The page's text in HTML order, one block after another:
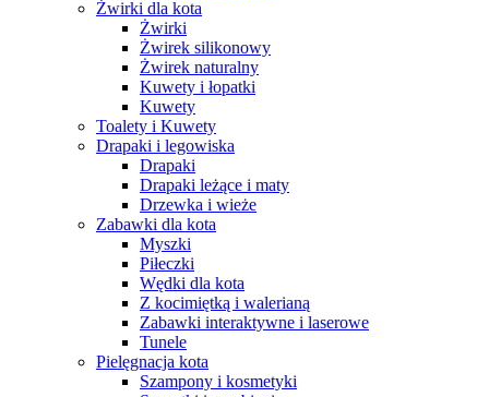
Żwirki dla kota
Żwirki
Żwirek silikonowy
Żwirek naturalny
Kuwety i łopatki
Kuwety
Toalety i Kuwety
Drapaki i legowiska
Drapaki
Drapaki leżące i maty
Drzewka i wieże
Zabawki dla kota
Myszki
Piłeczki
Wędki dla kota
Z kocimiętką i walerianą
Zabawki interaktywne i laserowe
Tunele
Pielęgnacja kota
Szampony i kosmetyki